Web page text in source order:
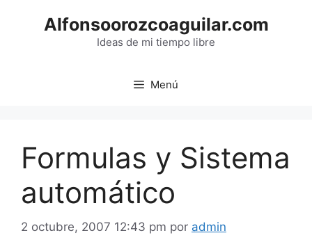
Alfonsoorozcoaguilar.com
Ideas de mi tiempo libre
Menú
Formulas y Sistema
automático
2 octubre, 2007 12:43 pm por admin